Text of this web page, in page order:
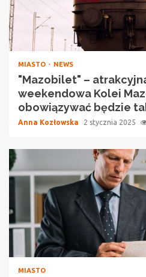
MIASTO NEWS
"Mazobilet" –
weekendowa Kolei
obowiązywać będzie
Anna Kozłowska 2 stycznia 2025
MIASTO